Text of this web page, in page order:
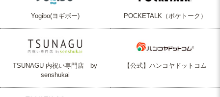
Yogibo(ヨギボー) POCKETALK（ポケトーク）
TSUNAGU 内祝い専門店 by
senshukai
【公式】ハンコヤドットコム